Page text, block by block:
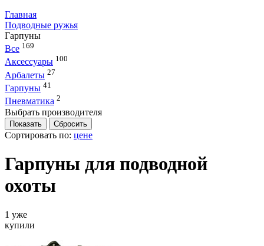
Главная
Подводные ружья
Гарпуны
Все 169
Аксессуары 100
Арбалеты 27
Гарпуны 41
Пневматика 2
Выбрать производителя
Сортировать по: цене
Гарпуны для подводной
охоты
1 уже
купили